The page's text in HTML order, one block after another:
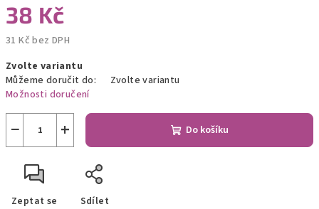
38 Kč
31 Kč bez DPH
cena:
Zvolte variantu
Můžeme doručit do:
Zvolte variantu
Možnosti doručení
+
− Do košíku
Zeptat se Sdílet